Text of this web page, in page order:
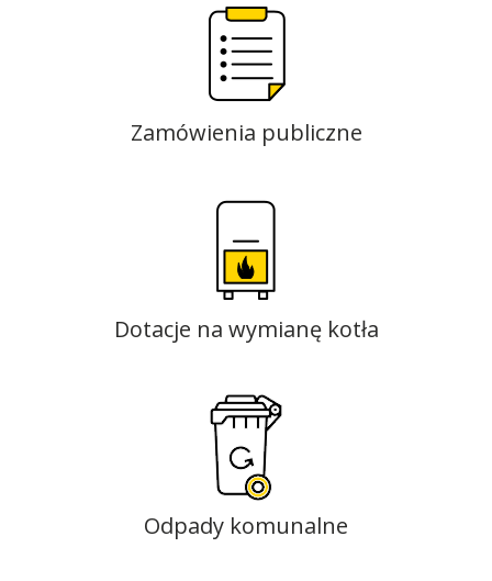
Zamówienia publiczne
Dotacje na wymianę kotła
Odpady komunalne